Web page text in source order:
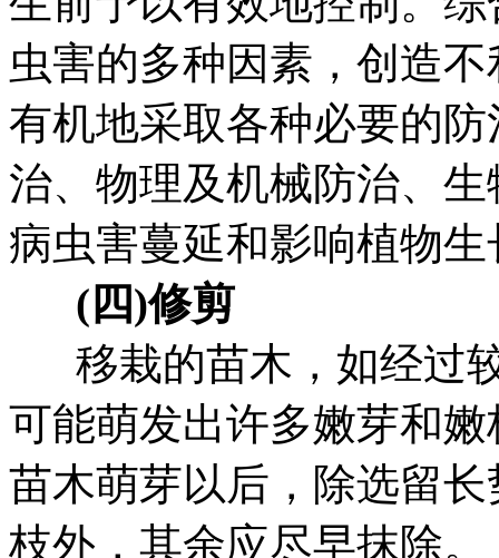
虫害的多种因素，创造
有机地采取各种必要的
治、物理及机械防治、
病虫害蔓延和影响植物生
(四)修剪
移栽的苗木，如经过
可能萌发出许多嫩芽和
苗木萌芽以后，除选留
枝外，其余应尽早抹除。